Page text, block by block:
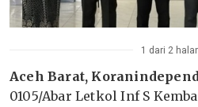
1 dari 2
Aceh Barat,
0105/Abar Letkol Inf S